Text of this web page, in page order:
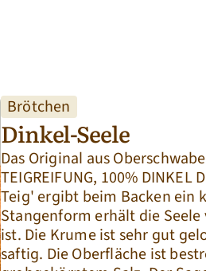
Brötchen
Dinkel-Seele
Das Original aus
TEIGREIFUNG, 100%
Teig' ergibt beim Backen ein
Stangenform erhält die
ist. Die Krume ist sehr gut
saftig. Die Oberfläche ist